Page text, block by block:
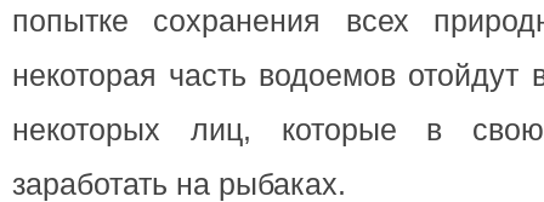
попытке сохранения всех
некоторая часть водоемов отойдут
некоторых лиц, которые в
заработать на рыбаках.